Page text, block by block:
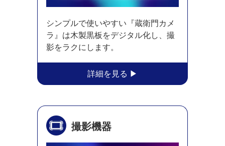
シンプルで使いやすい『蔵衛門カメ
ラ』は木製黒板をデジタル化し、撮
影をラクにします。
撮影機器